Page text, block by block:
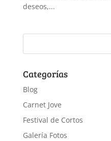
deseos,...
Categorías
Blog
Carnet Jove
Festival de Cortos
Galería Fotos